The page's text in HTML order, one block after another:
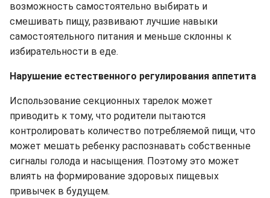
возможность самостоятельно выбирать и
смешивать пищу, развивают лучшие навыки
самостоятельного питания и меньше склонны к
избирательности в еде.
Нарушение естественного регулирования аппетита
Использование секционных тарелок может
приводить к тому, что родители пытаются
контролировать количество потребляемой пищи, что
может мешать ребенку распознавать собственные
сигналы голода и насыщения. Поэтому это может
влиять на формирование здоровых пищевых
привычек в будущем.